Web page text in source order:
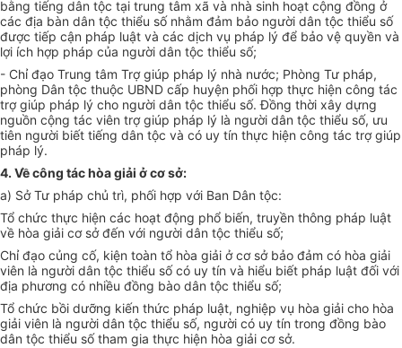
bằng tiếng dân tộc tại trung tâm xã và nhà sinh hoạt cộng đồng ở
các địa bàn dân tộc thiểu số nhằm đảm bảo người dân tộc thiểu số
được tiếp cận pháp luật và các dịch vụ pháp lý để bảo vệ quyền và
lợi ích hợp pháp của người dân tộc thiểu số;
- Chỉ đạo Trung tâm Trợ giúp pháp lý nhà nước; Phòng Tư pháp,
phòng Dân tộc thuộc UBND cấp huyện phối hợp thực hiện công tác
trợ giúp pháp lý cho người dân tộc thiểu số. Đồng thời xây dựng
nguồn cộng tác viên trợ giúp pháp lý là người dân tộc thiểu số, ưu
tiên người biết tiếng dân tộc và có uy tín thực hiện công tác trợ giúp
pháp lý.
4. Về công tác hòa giải ở cơ sở:
a) Sở Tư pháp chủ trì, phối hợp với Ban Dân tộc:
Tổ chức thực hiện các hoạt động phổ biến, truyền thông pháp luật
về hòa giải cơ sở đến với người dân tộc thiểu số;
Chỉ đạo củng cố, kiện toàn tổ hòa giải ở cơ sở bảo đảm có hòa giải
viên là người dân tộc thiểu số có uy tín và hiểu biết pháp luật đối với
địa phương có nhiều đồng bào dân tộc thiểu số;
Tổ chức bồi dưỡng kiến thức pháp luật, nghiệp vụ hòa giải cho hòa
giải viên là người dân tộc thiểu số, người có uy tín trong đồng bào
dân tộc thiểu số tham gia thực hiện hòa giải cơ sở.